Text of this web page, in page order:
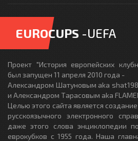
EUROCUPS -UEFA
Проект "История европейских
был запущен 11 апреля 2010 года -
Александром Шатуновым aka
и Александром Тарасовым aka
Целью этого сайта является
русскоязычного электронного
даже этого слова энциклопедии
еврокубков с 1955 года. Наша